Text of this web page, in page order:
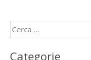
Ricerca
per:
Categorie